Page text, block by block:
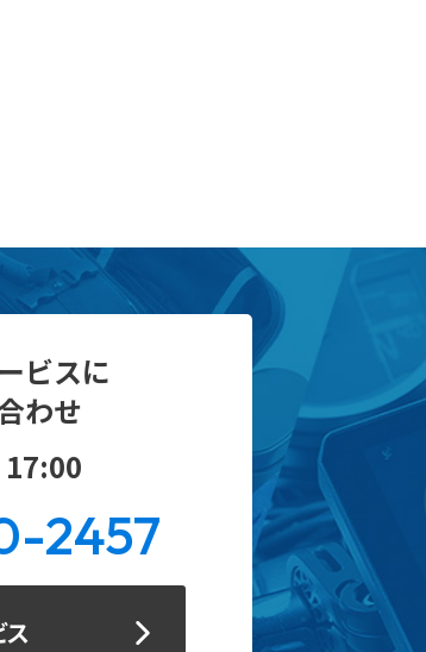
ビスに
わせ
2457
ス